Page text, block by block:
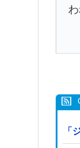
「